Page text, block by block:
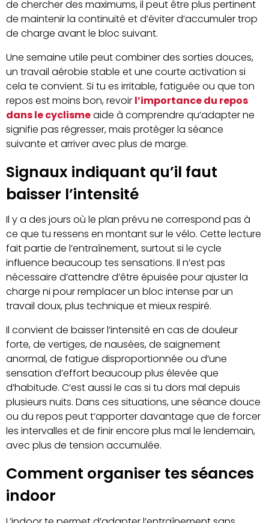
de chercher des maximums, il peut être plus pertinent
de maintenir la continuité et d’éviter d’accumuler trop
de charge avant le bloc suivant.
Une semaine utile peut combiner des sorties douces,
un travail aérobie stable et une courte activation si
cela te convient. Si tu es irritable, fatiguée ou que ton
repos est moins bon, revoir l’importance du repos
dans le cyclismeaide à comprendre qu’adapter ne
signifie pas régresser, mais protéger la séance
suivante et arriver avec plus de marge.
Signaux indiquant qu’il faut
baisser l’intensité
Il y a des jours où le plan prévu ne correspond pas à
ce que tu ressens en montant sur le vélo. Cette lecture
fait partie de l’entraînement, surtout si le cycle
influence beaucoup tes sensations. Il n’est pas
nécessaire d’attendre d’être épuisée pour ajuster la
charge ni pour remplacer un bloc intense par un
travail doux, plus technique et mieux respiré.
Il convient de baisser l’intensité en cas de douleur
forte, de vertiges, de nausées, de saignement
anormal, de fatigue disproportionnée ou d’une
sensation d’effort beaucoup plus élevée que
d’habitude. C’est aussi le cas si tu dors mal depuis
plusieurs nuits. Dans ces situations, une séance douce
ou du repos peut t’apporter davantage que de forcer
les intervalles et de finir encore plus mal le lendemain,
avec plus de tension accumulée.
Comment organiser tes séances
indoor